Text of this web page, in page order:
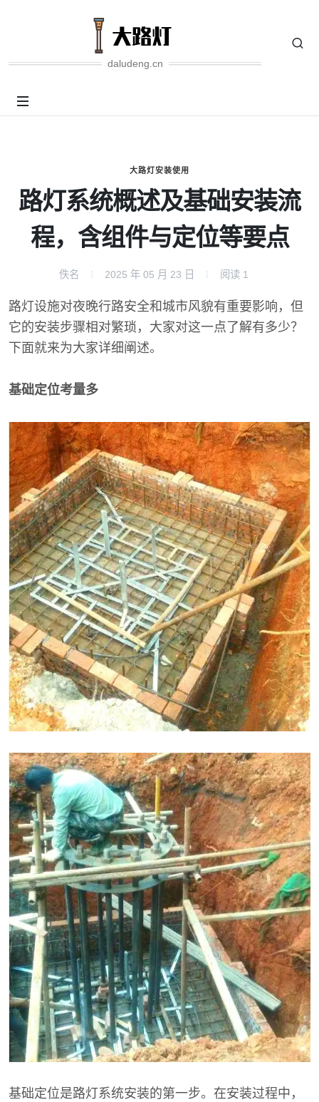
daludeng.cn
大路灯安装使用
路灯系统概述及基础安装流
程，含组件与定位等要点
佚名 2025 年 05 月 23 日 阅读 1
路灯设施对夜晚行路安全和城市风貌有重要影响，但
它的安装步骤相对繁琐，大家对这一点了解有多少？
下面就来为大家详细阐述。
基础定位考量多
基础定位是路灯系统安装的第一步。在安装过程中，